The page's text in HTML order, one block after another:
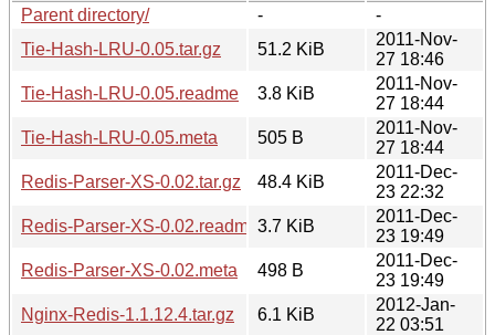
Parent directory/
-
-
Tie-Hash-LRU-0.05.tar.gz
51.2 KiB
2011-Nov-
27 18:46
Tie-Hash-LRU-0.05.readme
3.8 KiB
2011-Nov-
27 18:44
Tie-Hash-LRU-0.05.meta
505 B
2011-Nov-
27 18:44
Redis-Parser-XS-0.02.tar.gz
48.4 KiB
2011-Dec-
23 22:32
Redis-Parser-XS-0.02.readme3.7 KiB
2011-Dec-
23 19:49
Redis-Parser-XS-0.02.meta
498 B
2011-Dec-
23 19:49
Nginx-Redis-1.1.12.4.tar.gz
6.1 KiB
2012-Jan-
22 03:51